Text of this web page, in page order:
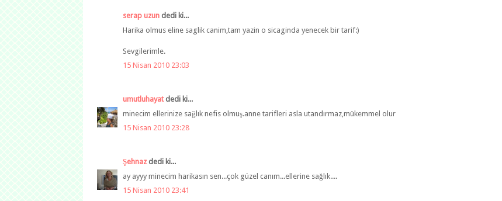
serap uzun dedi ki...
Harika olmus eline saglik canim,tam yazin o sicaginda yenecek bir tarif:)
Sevgilerimle.
15 Nisan 2010 23:03
umutluhayatdedi ki...
minecim ellerinize sağlık nefis olmuş.anne tarifleri asla utandırmaz,mükemmel olur
15 Nisan 2010 23:28
Şehnaz dedi ki...
ay ayyy minecim harikasın sen...çok güzel canım...ellerine sağlık....
15 Nisan 2010 23:41